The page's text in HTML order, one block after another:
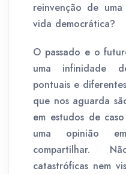
reinvenção de
vida democrática?
O passado e o
uma infinidade
pontuais e
que nos aguarda
em estudos de
uma opinião
compartilhar.
catastróficas nem